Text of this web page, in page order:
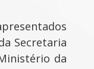
Secretaria
da